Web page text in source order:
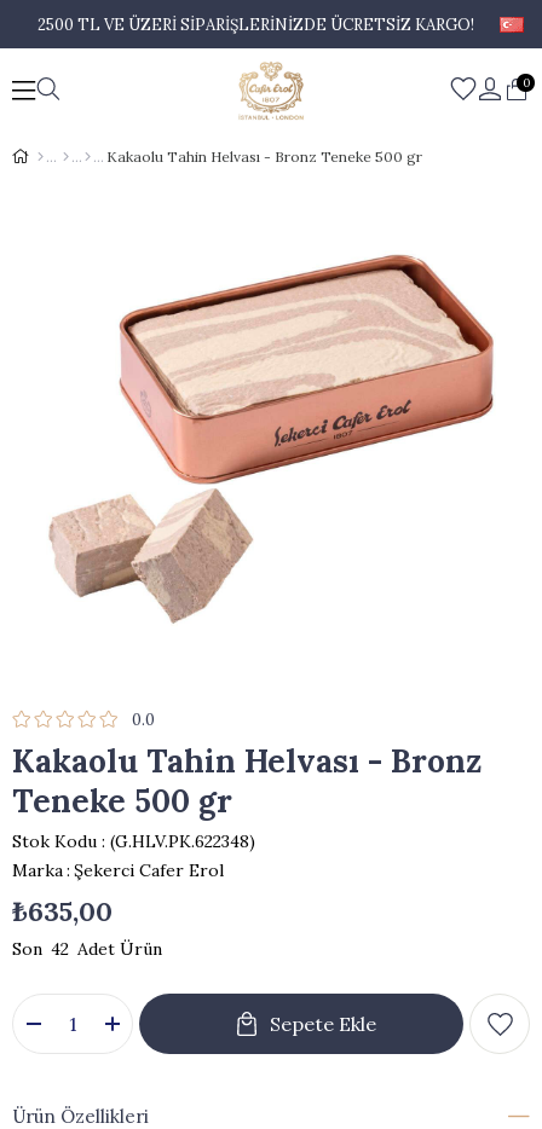
2500 TL VE ÜZERİ SİPARİŞLERİNİZDE ÜCRETSİZ KARGO!
0
Kakaolu Tahin Helvası - Bronz Teneke 500 gr
0.0
Kakaolu Tahin Helvası - Bronz
Teneke 500 gr
Stok Kodu
(G.HLV.PK.622348)
Marka: Şekerci Cafer Erol
₺635,00
42
Ürün Özellikleri